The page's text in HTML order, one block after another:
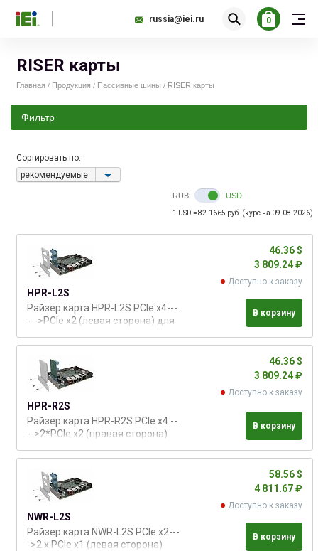
russia@iei.ru 0
RISER карты
Главная / Продукция / Пассивные шины / RISER карты
Фильтр
46.00
Сортировать по:
рекомендуемые
RUB USD
1 USD = 82.1665 руб. (курс на 09.08.2026)
HPR-L2S
Райзер карта HPR-L2S PCIe x4---
--->PCIe x2 (левая сторона) для
46.36 $
3 809.24 ₽
Доступно к заказу
В корзину
HPR-R2S
Райзер карта HPR-R2S PCIe x4 --
-->2*PCIe x2 (правая сторона)
Hyper (PICO-ITX 2.5")
46.36 $
3 809.24 ₽
Доступно к заказу
В корзину
NWR-L2S
Райзер карта NWR-L2S PCIe x2---
->2 x PCIe x1 (левая сторона)
58.56 $
4 811.67 ₽
Доступно к заказу
В корзину